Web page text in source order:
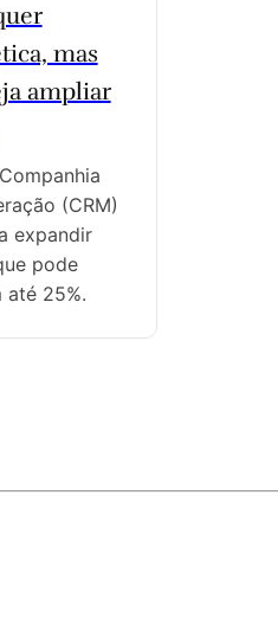
mas
ampliar
(CRM)
expandir
pode
até 25%.